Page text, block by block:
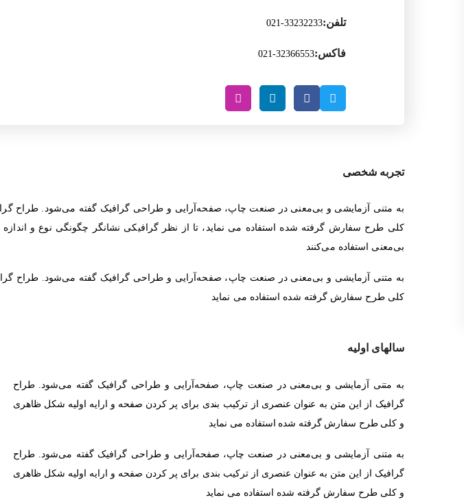
تلفن:33232233-021
فاکس:32366553-021
تجربه شخصی
به متنی آزمایشی و بی‌معنی در صنعت چاپ، صفحه‌آرایی و طراحی گرافیک گفته می‌شود. طراح
کلی طرح سفارش گرفته شده استفاده می نماید، تا از نظر گرافیکی نشانگر چگونگی نوع و
بی‌معنی استفاده می‌کنند
به متنی آزمایشی و بی‌معنی در صنعت چاپ، صفحه‌آرایی و طراحی گرافیک گفته می‌شود. طراح
کلی طرح سفارش گرفته شده استفاده می نماید
سالهای اولیه
به متنی آزمایشی و بی‌معنی در صنعت چاپ، صفحه‌آرایی و طراحی گرافیک گفته می‌شود. طراح
گرافیک از این متن به عنوان عنصری از ترکیب بندی برای پر کردن صفحه و ارایه اولیه شکل ظاهری
و کلی طرح سفارش گرفته شده استفاده می نماید
به متنی آزمایشی و بی‌معنی در صنعت چاپ، صفحه‌آرایی و طراحی گرافیک گفته می‌شود. طراح
گرافیک از این متن به عنوان عنصری از ترکیب بندی برای پر کردن صفحه و ارایه اولیه شکل ظاهری
و کلی طرح سفارش گرفته شده استفاده می نماید